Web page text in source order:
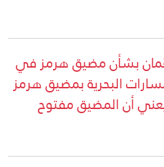
بشأن مضيق هرمز في
البحرية بمضيق هرمز
أن المضيق مفتوح